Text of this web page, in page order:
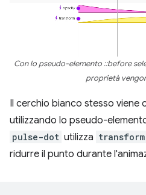
Con lo pseudo-elemento ::before
proprietà
Il cerchio bianco stesso viene
utilizzando lo pseudo-
pulse-dot utilizza
ridurre il punto durante